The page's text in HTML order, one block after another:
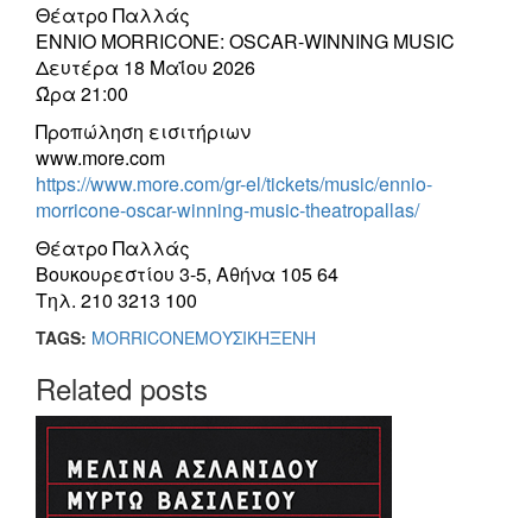
Θέατρο Παλλάς
ENNIO MORRICONE: OSCAR-WINNING MUSIC
Δευτέρα 18 Μαΐου 2026
Ώρα 21:00
Προπώληση εισιτήριων
www.more.com
https://www.more.com/gr-el/tickets/music/ennio-
morricone-oscar-winning-music-theatropallas/
Θέατρο Παλλάς
Βουκουρεστίου 3-5, Αθήνα 105 64
Τηλ. 210 3213 100
TAGS: MORRICONEΜΟΥΣΙΚΗΞΕΝΗ
Related posts